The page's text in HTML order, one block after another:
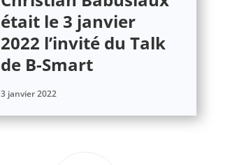
était le 3 janvier
2022 l’invité du Talk
de B-Smart
3 janvier 2022